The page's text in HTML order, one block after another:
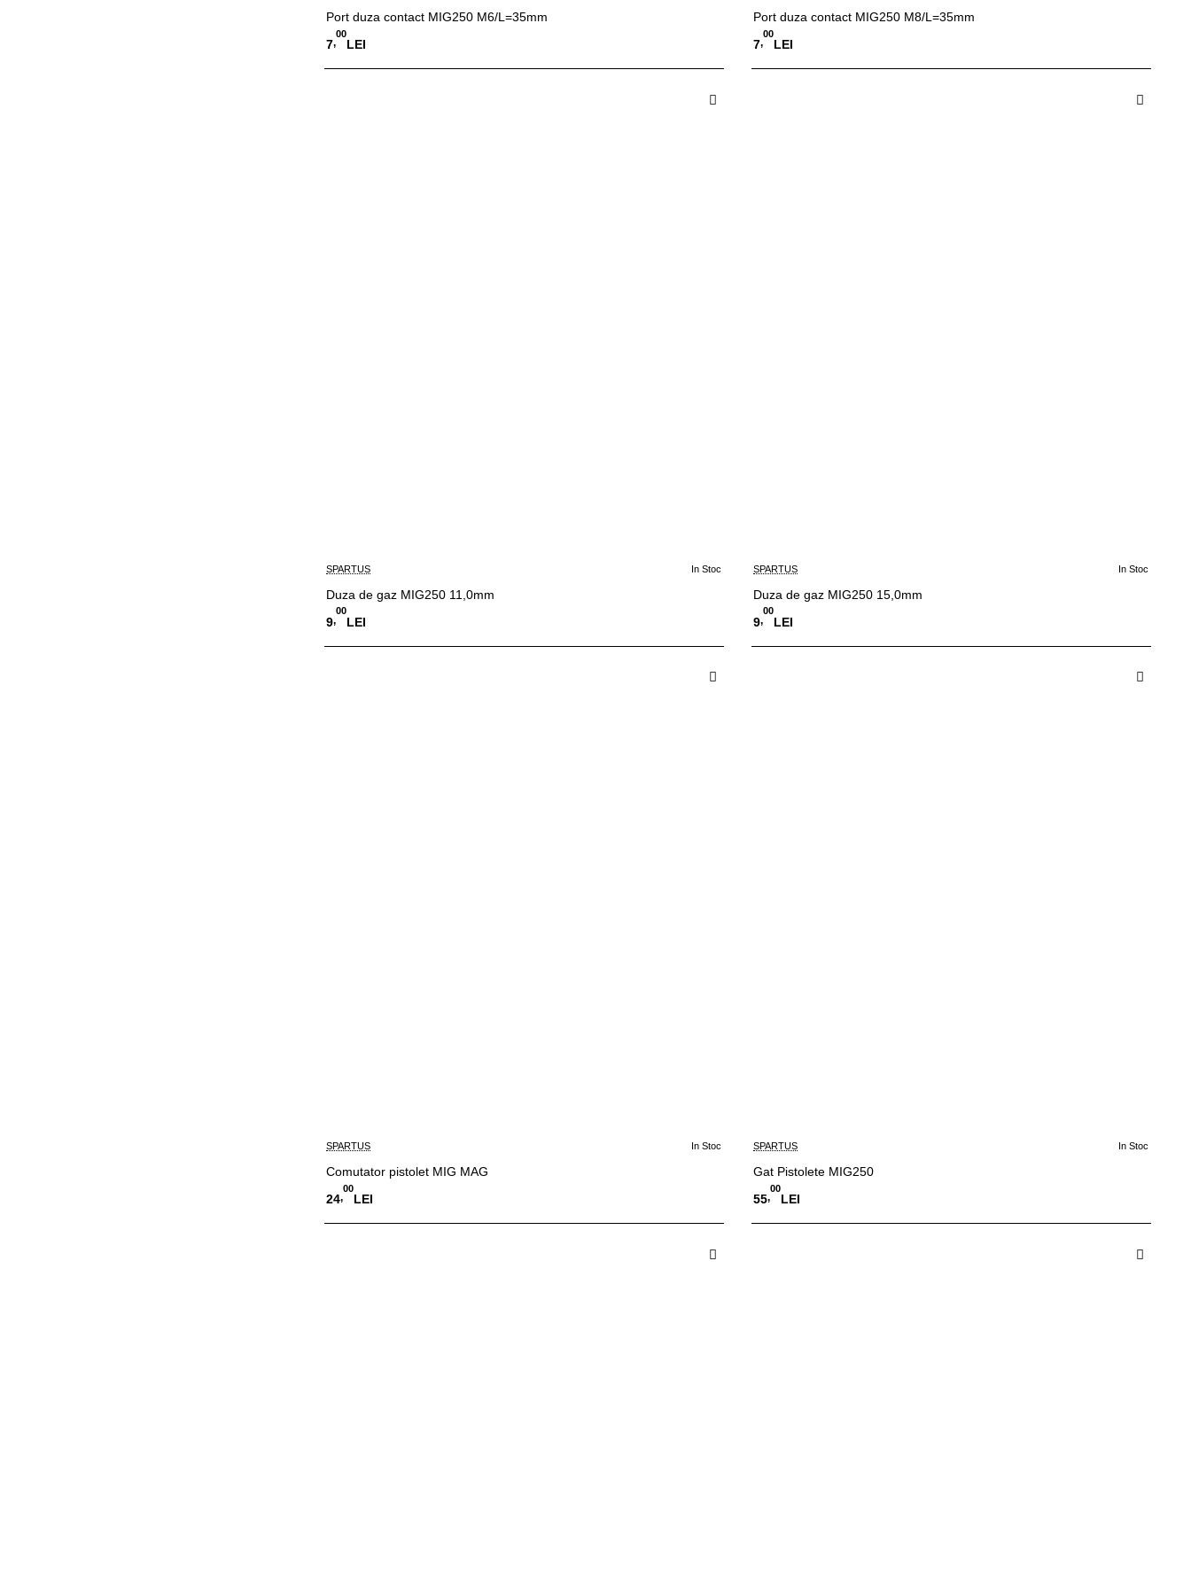
Port duza contact MIG250 M6/L=35mm
7,
00
LEI
Port duza contact MIG250 M8/L=35mm
7,
00
LEI
SPARTUS In Stoc
Duza de gaz MIG250 11,0mm
9,
00
LEI
SPARTUS In Stoc
Duza de gaz MIG250 15,0mm
9,
00
LEI
SPARTUS In Stoc
Comutator pistolet MIG MAG
24,
00
LEI
SPARTUS In Stoc
Gat Pistolete MIG250
55,
00
LEI